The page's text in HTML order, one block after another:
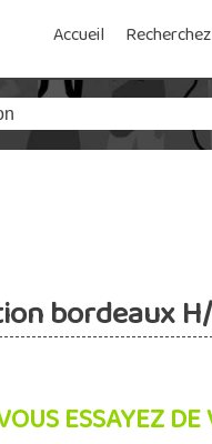
Accueil
bordeaux
ESSAYEZ